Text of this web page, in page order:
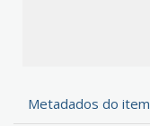
Metadados do item